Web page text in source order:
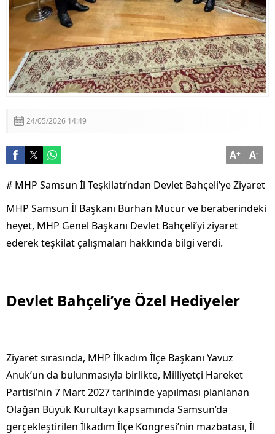
24/05/2026 14:49
A+ A-
# MHP Samsun İl Teşkilatı’ndan Devlet Bahçeli’ye Ziyaret
MHP Samsun İl Başkanı Burhan Mucur ve beraberindeki
heyet, MHP Genel Başkanı Devlet Bahçeli’yi ziyaret
ederek teşkilat çalışmaları hakkında bilgi verdi.
Devlet Bahçeli’ye Özel Hediyeler
Ziyaret sırasında, MHP İlkadım İlçe Başkanı Yavuz
Anuk’un da bulunmasıyla birlikte, Milliyetçi Hareket
Partisi’nin 7 Mart 2027 tarihinde yapılması planlanan
Olağan Büyük Kurultayı kapsamında Samsun’da
gerçekleştirilen İlkadım İlçe Kongresi’nin mazbatası, İl